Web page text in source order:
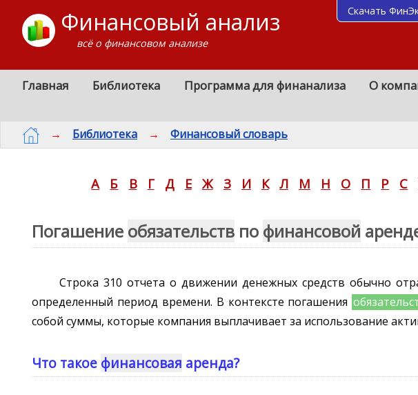
Финансовый анализ
всё о финансовом анализе
Главная Библиотека Программа для финанализа О
→ Библиотека → Финансовый словарь
А Б В Г Д Е Ж З И К Л М Н О П Р С
Погашение обязательств по финансовой
Строка 310 отчета о движении денежных средств обычно
определенный период времени. В контексте погашения
собой суммы, которые компания выплачивает за использование
Что такое финансовая аренда?
Скачать